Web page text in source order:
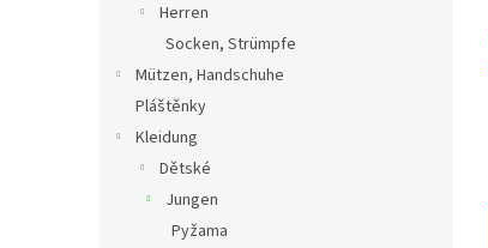
Herren
Socken, Strümpfe
Mützen, Handschuhe
Pláštěnky
Kleidung
Dětské
Jungen
Pyžama